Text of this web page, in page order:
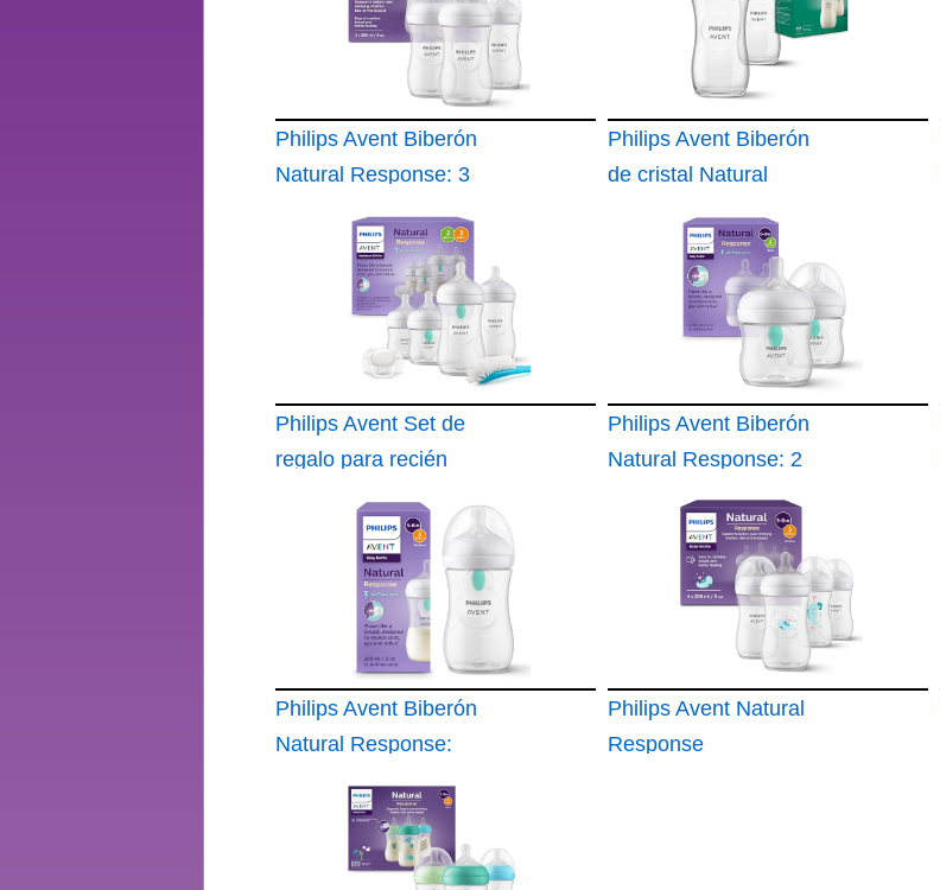
Philips Avent Biberón
Natural Response: 3
biberones para bebés
recién nacidos de
Philips Avent Biberón
de cristal Natural
biberones de 240 ml
sin BPA para recién
nacidos a partir de 3-
Philips Avent Set de
regalo para recién
con sistema AirFree
Philips Avent Biberón
Natural Response: 2
biberones de 125 ml
con sistema AirFree
Philips Avent Biberón
Natural Response:
biberón de 260 ml
con sistema AirFree
Philips Avent Natural
Response